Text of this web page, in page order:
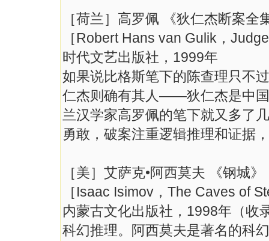
［荷兰］高罗佩 《狄仁杰断案全
［Robert Hans van Gulik，
时代文艺出版社，1999年
如果说比格斯笔下的陈查理只不
仁杰则确有其人——狄仁杰是中
兰汉学家高罗佩的笔下就又多了
勇敢，破案注重逻辑推理和证据
［美］艾萨克•阿西莫夫 《钢城》
［Isaac Isimov，The Caves of
内蒙古文化出版社，1998年（收
科幻推理。阿西莫夫是著名的科